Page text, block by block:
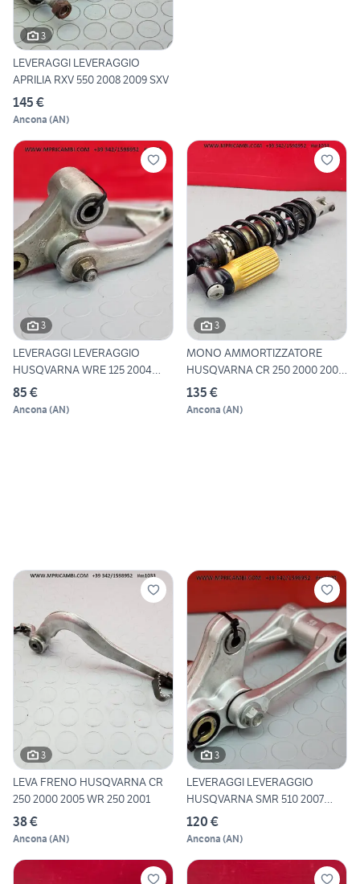
3
LEVERAGGI LEVERAGGIO
APRILIA RXV 550 2008 2009 SXV
145 €
Ancona (AN)
3
LEVERAGGI LEVERAGGIO
HUSQVARNA WRE 125 2004
2005 S
85 €
Ancona (AN)
3
MONO AMMORTIZZATORE
HUSQVARNA CR 250 2000 2005
WR
135 €
Ancona (AN)
3
LEVA FRENO HUSQVARNA CR
250 2000 2005 WR 250 2001
38 €
Ancona (AN)
3
LEVERAGGI LEVERAGGIO
HUSQVARNA SMR 510 2007
2008 T
120 €
Ancona (AN)